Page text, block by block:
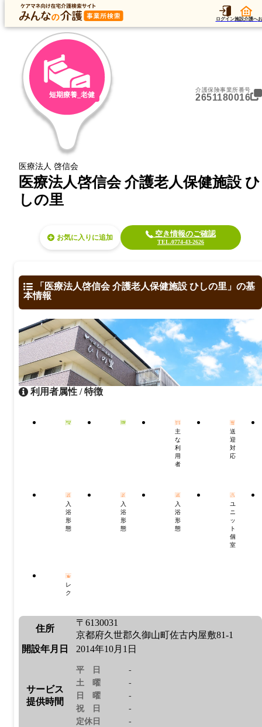
ログイン施設介護へ
トップ データ
トップ 京都府 久世郡久御山町 短期療養_老健 医療法人啓信会 介護老人保健施設 ひ
短期療養_老健
医療法人 啓信会
介護保険事業所番号
2651180016
医療法人啓信会 介護老人保健施設 ひ
しの里
お気に入り 空き情報のご確認
TEL.0774-43-2626
「医療法人啓信会 介護老人保健施設 ひしの里」の基
本情報
利用者属性 / 特徴
主
な
利
用
者
送
迎
対
応
入
浴
形
態
入
浴
形
態
入
浴
形
態
ユ
ニ
ッ
ト
個
室
レ
ク
住所
〒6130031
京都府久世郡久御山町佐古内屋敷81-1
開設年月日
2014年10月1日
サービス
提供時間
平日
-
土曜
-
日曜
-
祝日
-
定休日
-